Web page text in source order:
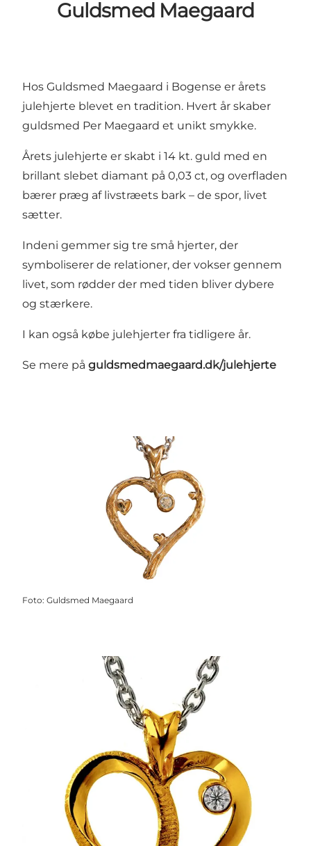
Guldsmed Maegaard
Hos Guldsmed Maegaard i Bogense er årets
julehjerte blevet en tradition. Hvert år skaber
guldsmed Per Maegaard et unikt smykke.
Årets julehjerte er skabt i 14 kt. guld med en
brillant slebet diamant på 0,03 ct, og overfladen
bærer præg af livstræets bark – de spor, livet
sætter.
Indeni gemmer sig tre små hjerter, der
symboliserer de relationer, der vokser gennem
livet, som rødder der med tiden bliver dybere
og stærkere.
I kan også købe julehjerter fra tidligere år.
Se mere på guldsmedmaegaard.dk/julehjerte
Foto: Guldsmed Maegaard